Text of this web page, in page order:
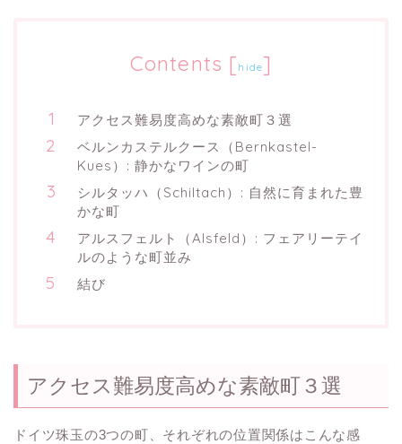
Contents [ hide]
アクセス難易度高めな素敵町３選
ベルンカステルクース（Bernkastel-
Kues）: 静かなワインの町
シルタッハ（Schiltach）: 自然に育まれた豊
かな町
アルスフェルト（Alsfeld）: フェアリーテイ
ルのような町並み
結び
アクセス難易度高めな素敵町３選
ドイツ珠玉の3つの町、それぞれの位置関係はこんな感